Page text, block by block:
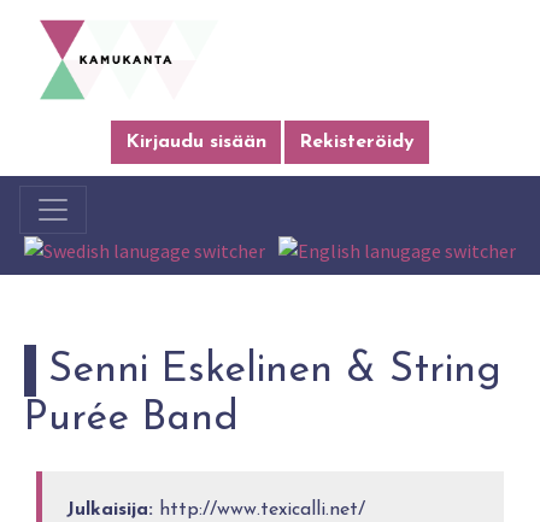
Kirjaudu sisään Rekisteröidy
Senni Eskelinen & String
Purée Band
Julkaisija: http://www.texicalli.net/